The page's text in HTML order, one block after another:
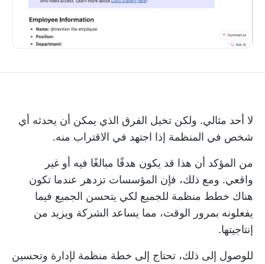
لا أحد مثالي. ولكن تخيل الفرق الذي يمكن أن يحدثه أي
شخص في المنظمة إذا اجتهد في الاقتراب منه.
من المؤكد أن هذا قد يكون هدفًا مبالغًا فيه أو غير
واقعي. ومع ذلك، فإن المؤسسات تزدهر عندما تكون
هناك خطط منظمة للجميع لكي يتحسن الجميع فيما
يفعلونه بمرور الوقت، مما يساعد الشركة ويزيد من
إنتاجيتها.
للوصول إلى ذلك، تحتاج إلى خطة منظمة لإدارة وتحسين